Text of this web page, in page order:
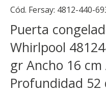
Cód. Fersay: 4812-440-
Puerta
Whirlpool
gr Ancho 16
Profundidad 52